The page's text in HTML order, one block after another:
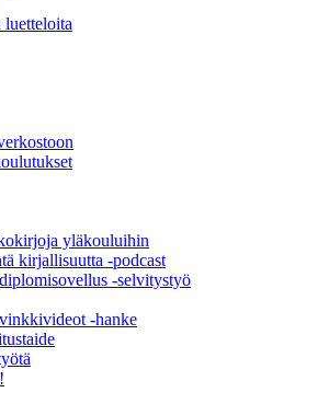
yläkouluihin
kirjallisuutta -podcast
-selvitystyö
-hanke